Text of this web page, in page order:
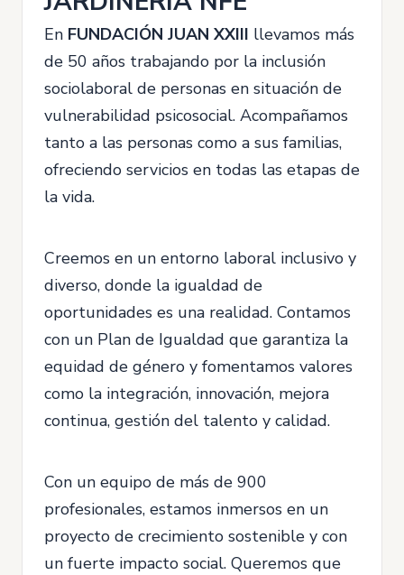
En FUNDACIÓN JUAN XXIII llevamos más
de 50 años trabajando por la inclusión
sociolaboral de personas en situación de
vulnerabilidad psicosocial. Acompañamos
tanto a las personas como a sus familias,
ofreciendo servicios en todas las etapas de
la vida.
Creemos en un entorno laboral inclusivo y
diverso, donde la igualdad de
oportunidades es una realidad. Contamos
con un Plan de Igualdad que garantiza la
equidad de género y fomentamos valores
como la integración, innovación, mejora
continua, gestión del talento y calidad.
Con un equipo de más de 900
profesionales, estamos inmersos en un
proyecto de crecimiento sostenible y con
un fuerte impacto social. Queremos que